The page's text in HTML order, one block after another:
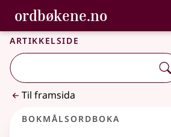
Gå til hovudinnhald
Tilgjenge
ordbøkene.no,
Bokmålsordboka og Nynorskordboka
Artikkelside
Til framsida
Bokmålsordboka